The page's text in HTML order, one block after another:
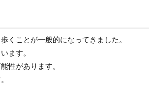
くことが一般的になってきました。
ます。
性があります。